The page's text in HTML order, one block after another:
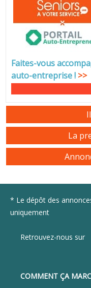
Faites-vous
auto-entreprise! >>
La
* Le dépôt des
uniquement
Retrouvez-nous sur
COMMENT ÇA